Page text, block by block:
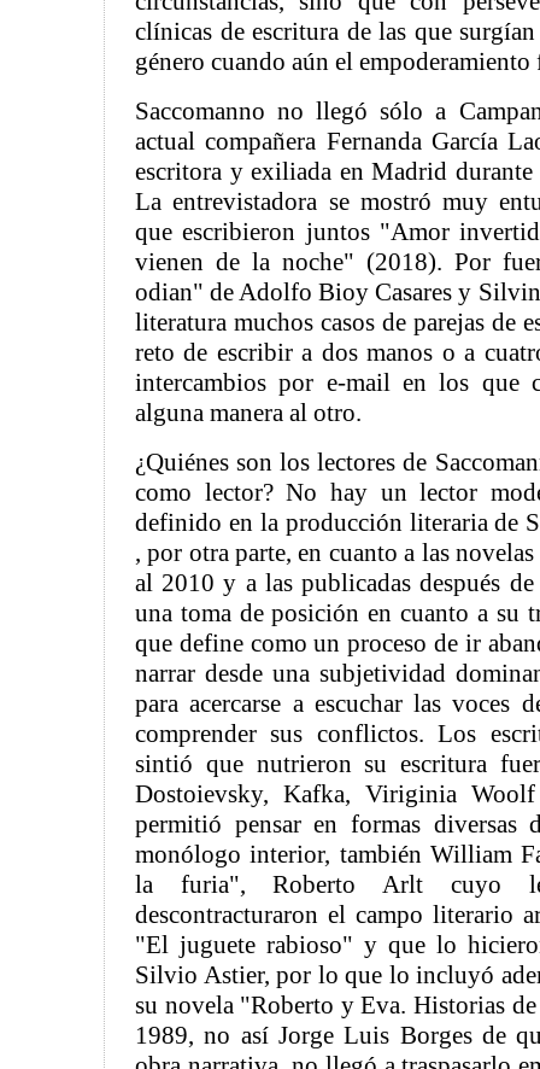
clínicas de escritura de las que
género cuando aún el
Saccomanno no llegó sólo a
actual compañera Fernanda García
escritora y exiliada en Madrid
La entrevistadora se mostró muy
que escribieron juntos "Amor
vienen de la noche" (2018). Por
odian" de Adolfo Bioy Casares y
literatura muchos casos de parejas de
reto de escribir a dos manos o a
intercambios por e-mail en los que
alguna manera al otro.
¿Quiénes son los lectores de
como lector? No hay un lector
definido en la producción literaria de
, por otra parte, en cuanto a las
al 2010 y a las publicadas después
una toma de posición en cuanto a su
que define como un proceso de ir
narrar desde una subjetividad
para acercarse a escuchar las voces
comprender sus conflictos. Los
sintió que nutrieron su escritura
Dostoievsky, Kafka, Viriginia
permitió pensar en formas diversas
monólogo interior, también William
la furia", Roberto Arlt cuyo
descontracturaron el campo literario
"El juguete rabioso" y que lo
Silvio Astier, por lo que lo incluyó
su novela "Roberto y Eva. Historias
1989, no así Jorge Luis Borges de